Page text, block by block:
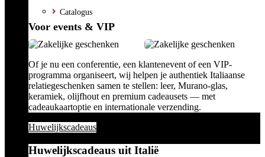
Catalogus
Voor events & VIP
Of je nu een conferentie, een klantenevent of een VIP-
programma organiseert, wij helpen je authentiek Italiaanse
relatiegeschenken samen te stellen: leer, Murano-glas,
keramiek, olijfhout en premium cadeausets — met
cadeaukaartoptie en internationale verzending.
Huwelijkscadeaus
Huwelijkscadeaus uit Italië